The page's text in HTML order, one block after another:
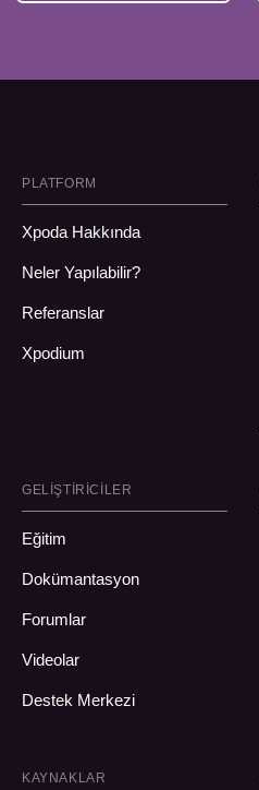
PLATFORM
Xpoda Hakkında
Neler Yapılabilir?
Referanslar
Xpodium
GELIŞTIRICILER
Eğitim
Dokümantasyon
Forumlar
Videolar
Destek Merkezi
KAYNAKLAR